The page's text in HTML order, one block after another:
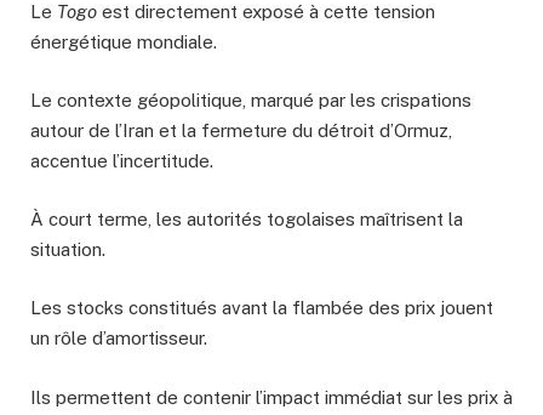
Le Togo est directement exposé à cette tension
énergétique mondiale.
Le contexte géopolitique, marqué par les crispations
autour de l’Iran et la fermeture du détroit d’Ormuz,
accentue l’incertitude.
À court terme, les autorités togolaises maîtrisent la
situation.
Les stocks constitués avant la flambée des prix jouent
un rôle d’amortisseur.
Ils permettent de contenir l’impact immédiat sur les prix à